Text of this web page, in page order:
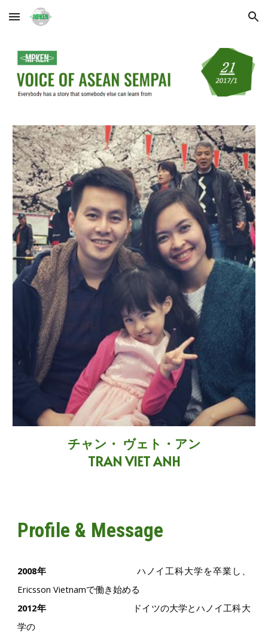
Skip to main content Skip to navigation
チャン・ ヴェト・アン
TRAN VIET ANH
Profile & Message
2008年
ハノイ工科大学を卒業し、
Ericsson Vietnamで働き始める
2012年
ドイツの大学とハノイ工科大
学の